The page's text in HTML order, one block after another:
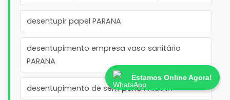
desentupir papel PARANA
desentupimento empresa vaso sanitário
PARANA
desentupimento de sem pano PARANA
Estamos Online Agora!